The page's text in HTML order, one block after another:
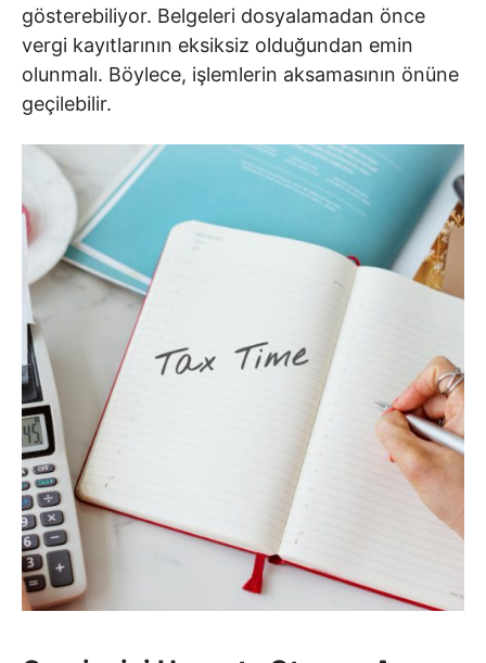
gösterebiliyor. Belgeleri dosyalamadan önce
vergi kayıtlarının eksiksiz olduğundan emin
olunmalı. Böylece, işlemlerin aksamasının önüne
geçilebilir.